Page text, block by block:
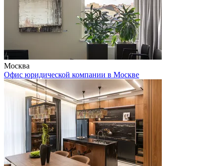
Москва
Офис юридической компании в Москве